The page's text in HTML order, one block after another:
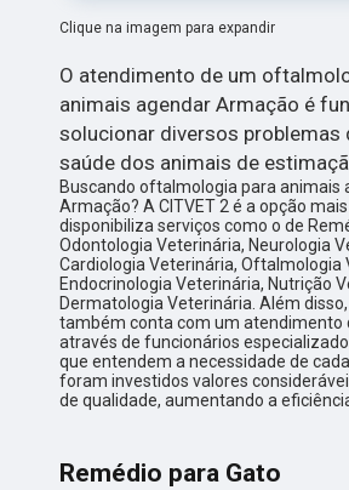
Clique na imagem para expandir
O atendimento de um
animais agendar Armação é
solucionar diversos problemas
saúde dos animais de
Buscando oftalmologia para animais
Armação? A CITVET 2 é a opção
disponibiliza serviços como o de
Odontologia Veterinária, Neurologia
Cardiologia Veterinária, Oftalmologia
Endocrinologia Veterinária, Nutrição
Dermatologia Veterinária. Além
também conta com um atendimento
através de funcionários
que entendem a necessidade de
foram investidos valores
de qualidade, aumentando a
Remédio para Gato